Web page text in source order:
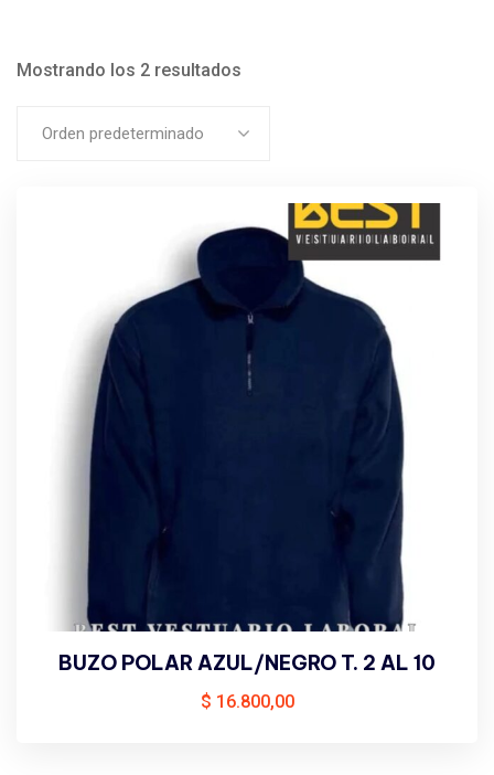
Mostrando los 2 resultados
Orden predeterminado
BUZO POLAR AZUL/NEGRO T. 2 AL 10
$ 16.800,00